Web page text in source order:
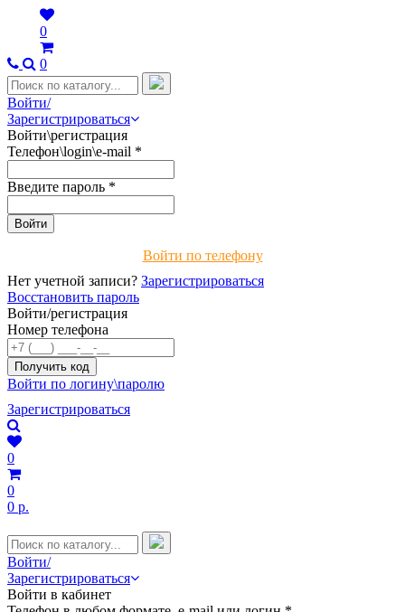
0
0
Войти/
Зарегистрироваться
Войти\регистрация
Телефон\login\e-mail *
Введите пароль *
Войти по телефону
Нет учетной записи? Зарегистрироваться
Восстановить пароль
Войти/регистрация
Номер телефона
Войти по логину\паролю
Зарегистрироваться
0
0
0 р.
Войти/
Зарегистрироваться
Войти в кабинет